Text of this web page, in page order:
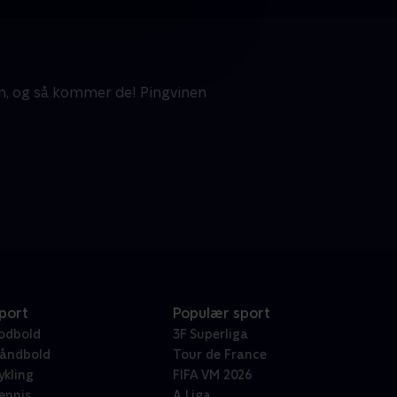
og så kommer de! Pingvinen
Populær sport
3F Superliga
Tour de France
FIFA VM 2026